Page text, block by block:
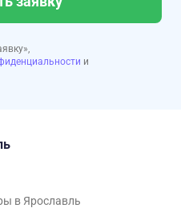
и
в Ярославль